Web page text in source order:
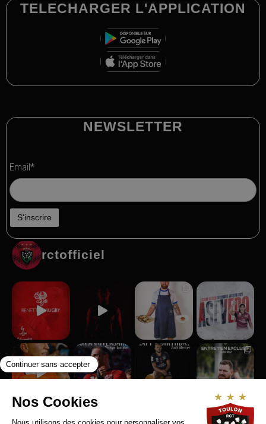
TELECHARGER L'APPLICATION
NEWSLETTER
Email*
rctofficiel